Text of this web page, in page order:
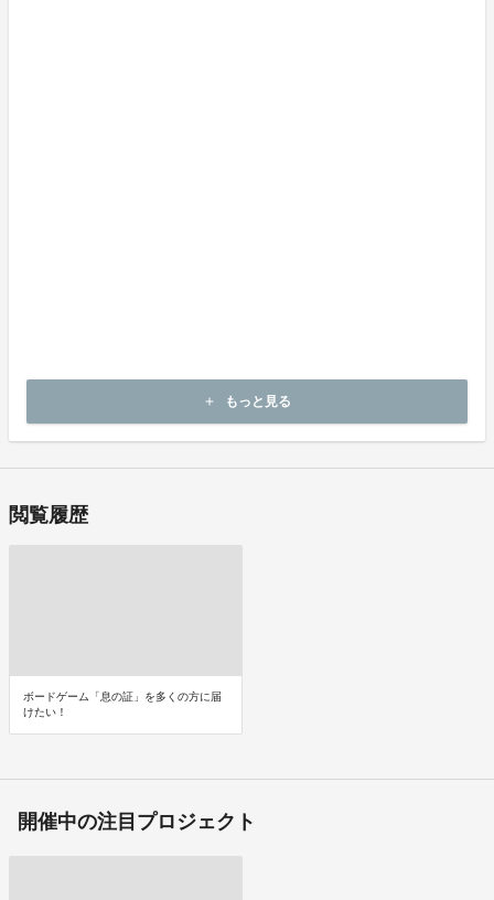
上記理由による不良品は、商品到着後14日以内に弊社までご連絡い
ただいた後、出品者から対応方法をお客様宛にご連絡致します。
add もっと見る
閲覧履歴
ボードゲーム「息の証」を多くの方に届
けたい！
開催中の注目プロジェクト